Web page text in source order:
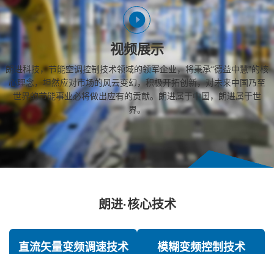
视频展示
朗进科技，节能空调控制技术领域的领军企业，将秉承“德益中慧”的核
心理念，坦然应对市场的风云变幻，积极开拓创新，对未来中国乃至
世界的节能事业必将做出应有的贡献。朗进属于中国，朗进属于世
界。
朗进·核心技术
直流矢量变频调速技术 模糊变频控制技术